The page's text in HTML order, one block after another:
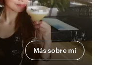
Más sobre mí